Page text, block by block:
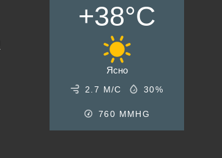
+38°C
Ясно
2.7 М/С 30%
760 MMHG